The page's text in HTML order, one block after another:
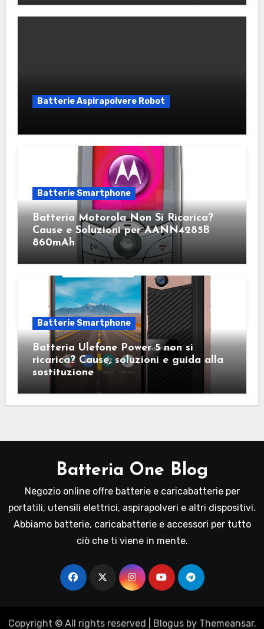
Batterie Aspirapolvere Robot
Batterie Smartphone
Batteria Motorola Non Si Ricarica?
Cause e Soluzioni per AANN4285B
860mAh
Batterie Smartphone
Batteria Ulefone Power 5 non si
ricarica? Cause, soluzioni e guida alla
sostituzione
Batteria One Blog
Negozio online offre batterie e caricabatterie per
portatili, utensili elettrici, aspirapolveri e altri dispositivi.
Abbiamo batterie, caricabatterie e accessori per tutto
ciò che ti viene in mente.
Copyright © All rights reserved Blogusby Themeansar.